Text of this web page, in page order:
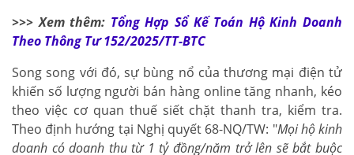
>>> Xem thêm: Tổng Hợp Sổ Kế Toán Hộ Kinh Doanh
Theo Thông Tư 152/2025/TT-BTC
Song song với đó, sự bùng nổ của thương mại điện tử
khiến số lượng người bán hàng online tăng nhanh, kéo
theo việc cơ quan thuế siết chặt thanh tra, kiểm tra.
Theo định hướng tại Nghị quyết 68-NQ/TW: "Mọi hộ kinh
doanh có doanh thu từ 1 tỷ đồng/năm trở lên sẽ bắt buộc